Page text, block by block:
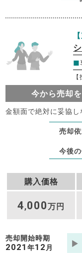
■
今から売却
金額面で絶対に妥協し
売却
今後
購入価格
4,000万円
売却開始時期
2021年12 月